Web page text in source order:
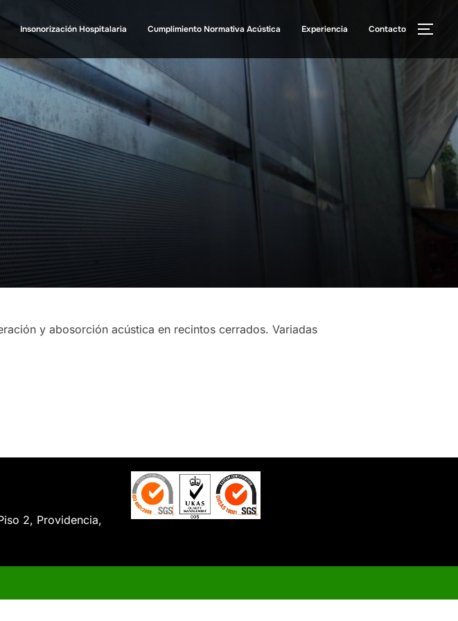
Insonorización Hospitalaria Cumplimiento Normativa Acústica Experiencia Contacto
y abosorción acústica en recintos cerrados. Variadas
2, Providencia,